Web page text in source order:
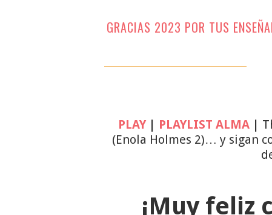
GRACIAS 2023 POR TUS
PLAY| PLAYLIST ALMA|
(Enola Holmes 2)… y sigan
¡Muy feliz